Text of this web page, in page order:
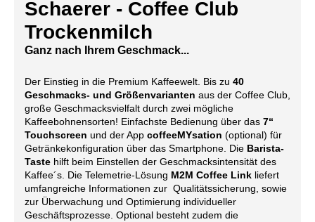
Schaerer - Coffee Club
Trockenmilch
Ganz nach Ihrem Geschmack...
Der Einstieg in die Premium Kaffeewelt. Bis zu 40
Geschmacks- und Größenvarianten aus der Coffee Club,
große Geschmacksvielfalt durch zwei mögliche
Kaffeebohnensorten! Einfachste Bedienung über das 7“
Touchscreen und der App coffeeMYsation (optional) für
Getränkekonfiguration über das Smartphone. Die Barista-
Taste hilft beim Einstellen der Geschmacksintensität des
Kaffee´s. Die Telemetrie-Lösung M2M Coffee Link liefert
umfangreiche Informationen zur Qualitätssicherung, sowie
zur Überwachung und Optimierung individueller
Geschäftsprozesse. Optional besteht zudem die